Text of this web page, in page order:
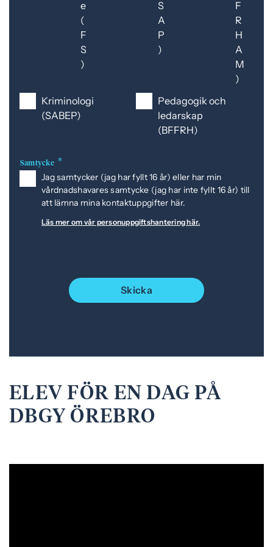
e
(
F
S
)
S
A
P
)
F
R
H
A
M
)
Kriminologi
(SABEP)
Pedagogik och
ledarskap
(BFFRH)
Samtycke
Jag samtycker (jag har fyllt 16 år) eller har min
vårdnadshavares samtycke (jag har inte fyllt 16 år) till
att lämna mina kontaktuppgifter här.
Läs mer om vår personuppgiftshantering här.
Skicka
ELEV FÖR EN DAG PÅ
DBGY ÖREBRO